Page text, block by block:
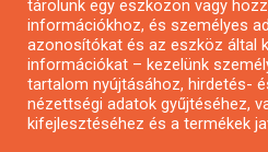
Pályázatírás
Pályázatfigyelés
Specifikus pályázatfigyelés
tárolunk egy eszközön vagy
információkhoz, és személyes
azonosítókat és az eszköz által
információkat – kezelünk
tartalom nyújtásához, hirdetés-
nézettségi adatok gyűjtéséhez,
kifejlesztéséhez és a termékek